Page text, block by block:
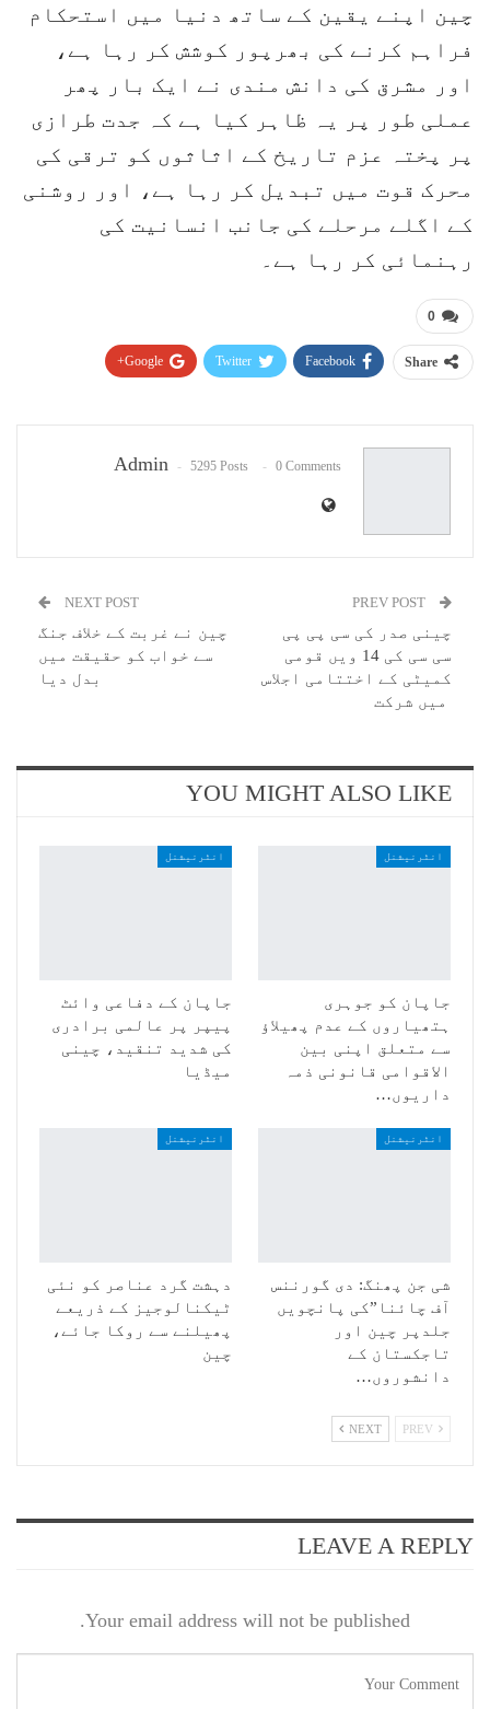
چین اپنے یقین کے ساتھ دنیا میں استحکام
فراہم کرنے کی بھرپور کوشش کر رہا ہے،
اور مشرق کی دانش مندی نے ایک بار پھر
عملی طور پر یہ ظاہر کیا ہے کہ جدت طرازی
پر پختہ عزم تاریخ کے اثاثوں کو ترقی کی
محرک قوت میں تبدیل کر رہا ہے، اور روشنی
کے اگلے مرحلے کی جانب انسانیت کی
رہنمائی کر رہا ہے۔
0
Share
Facebook
Twitter
Google+
Admin 5295 Posts 0 Comments
چینی صدر کی سی پی پی
سی سی کی 14 ویں قومی
کمیٹی کے اختتامی اجلاس
میں شرکت
NEXT POST
چین نے غربت کے خلاف جنگ
سے خواب کو حقیقت میں
بدل دیا
YOU MIGHT ALSO LIKE
انٹرنیشنل
جاپان کو جوہری
ہتھیاروں کے عدم پھیلاؤ
سے متعلق اپنی بین
الاقوامی قانونی ذمہ
داریوں…
انٹرنیشنل
جاپان کے دفاعی وائٹ
پیپر پر عالمی برادری
کی شدید تنقید، چینی
میڈیا
انٹرنیشنل
شی جن پھنگ: دی گورننس
آف چائنا”کی پانچویں
جلدپر چین اور
تاجکستان کے
دانشوروں…
انٹرنیشنل
دہشت گرد عناصر کو نئی
ٹیکنالوجیز کے ذریعے
پھیلنے سے روکا جائے،
چین
NEXT
LEAVE A REPLY
Your email address will not be published.